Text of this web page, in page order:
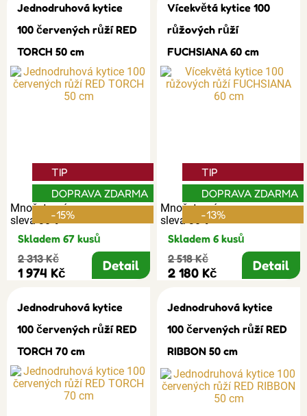
Jednodruhová kytice
100 červených růží RED
TORCH 50 cm
Množstevní
sleva 30%
TIP
DOPRAVA ZDARMA
-15%
Skladem 67 kusů
2 313 Kč
1 974 Kč Detail
Vícekvětá kytice 100
růžových růží
FUCHSIANA 60 cm
Množstevní
sleva 30%
TIP
DOPRAVA ZDARMA
-13%
Skladem 6 kusů
2 518 Kč
2 180 Kč Detail
Jednodruhová kytice
100 červených růží RED
TORCH 70 cm
Jednodruhová kytice
100 červených růží RED
RIBBON 50 cm